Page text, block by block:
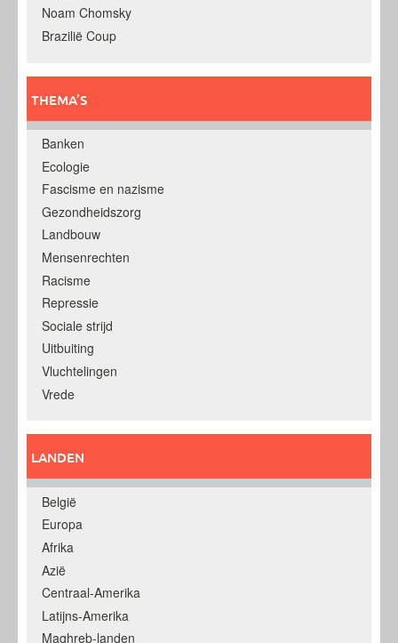
Noam Chomsky
Brazilië Coup
THEMA’S
Banken
Ecologie
Fascisme en nazisme
Gezondheidszorg
Landbouw
Mensenrechten
Racisme
Repressie
Sociale strijd
Uitbuiting
Vluchtelingen
Vrede
LANDEN
België
Europa
Afrika
Azië
Centraal-Amerika
Latijns-Amerika
Maghreb-landen